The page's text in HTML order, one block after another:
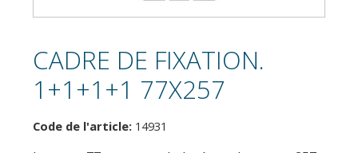
CADRE DE FIXATION.
1+1+1+1 77X257
Code de l'article: 14931